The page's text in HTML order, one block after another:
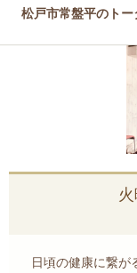
松戸市常盤平のト
日頃の健康に繋が